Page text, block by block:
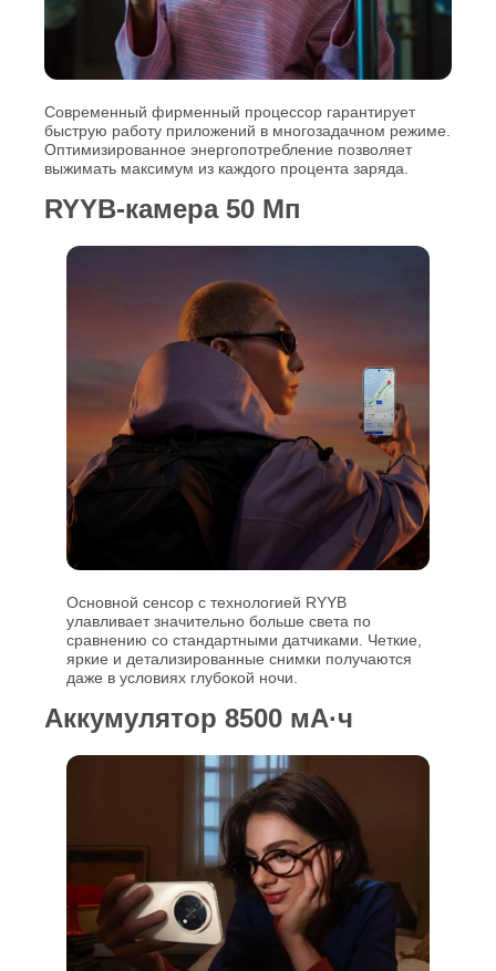
Современный фирменный процессор гарантирует
быструю работу приложений в многозадачном режиме.
Оптимизированное энергопотребление позволяет
выжимать максимум из каждого процента заряда.
RYYB-камера 50 Мп
Основной сенсор с технологией RYYB
улавливает значительно больше света по
сравнению со стандартными датчиками. Четкие,
яркие и детализированные снимки получаются
даже в условиях глубокой ночи.
Аккумулятор 8500 мА·ч